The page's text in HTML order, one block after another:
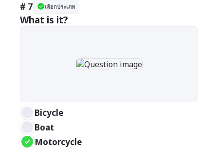
# 7 เลือกประเภท
What is it?
Bicycle
Boat
Motorcycle